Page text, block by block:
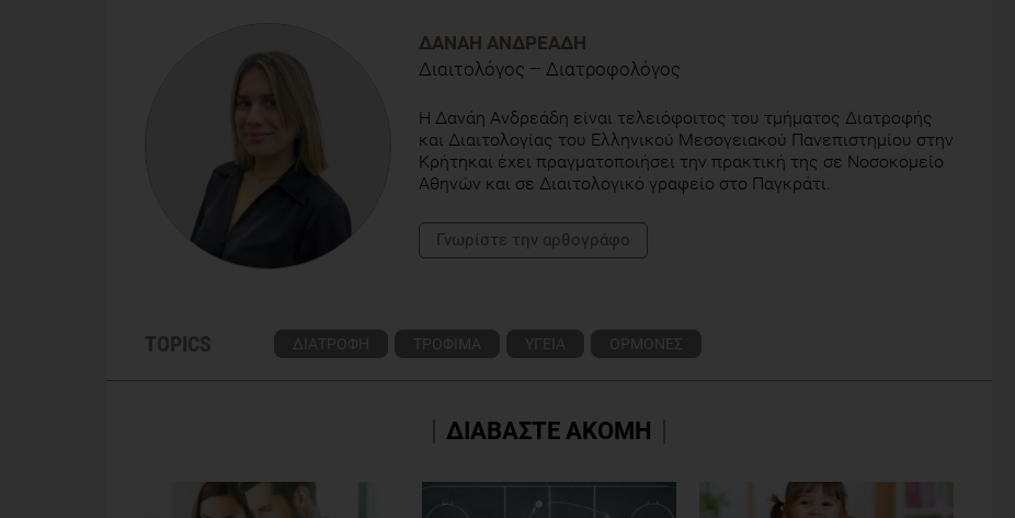
ΔΑΝΆΗ ΑΝΔΡΕΆΔΗ
Διαιτολόγος – Διατροφολόγος
Η Δανάη Ανδρεάδη είναι τελειόφοιτος του τμήματος Διατροφής
και Διαιτολογίας του Ελληνικού Μεσογειακού Πανεπιστημίου στην
Κρήτηκαι έχει πραγματοποιήσει την πρακτική της σε Νοσοκομείο
Αθηνών και σε Διαιτολογικό γραφείο στο Παγκράτι.
Γνωρίστε την αρθογράφο
TOPICS ΔΙΑΤΡΟΦΗ ΤΡΟΦΙΜΑ ΥΓΕΙΑ ΟΡΜΟΝΕΣ
ΔΙΑΒΑΣΤΕ ΑΚΟΜΗ